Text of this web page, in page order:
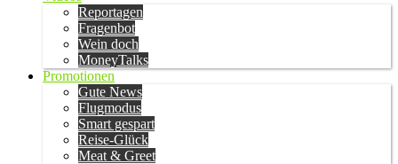
Reportagen
Fragenbot
Wein doch
MoneyTalks
Promotionen
Gute News
Flugmodus
Smart gespart
Reise-Glück
Meat & Greet